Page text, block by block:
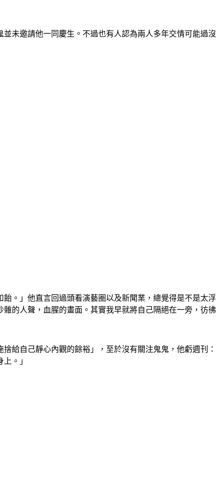
未邀請他一同慶生。不過也有人認為兩人多年交情可能過沒
。」他直言回過頭看演藝圈以及新聞業，總覺得是不是太浮
的人聲，血腥的畫面。其實我早就將自己隔絕在一旁，彷彿
給自己靜心內觀的餘裕」，至於沒有關注鬼鬼，他虧週刊：
。」